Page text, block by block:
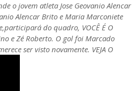
o jovem atleta Jose Geovanio Alencar
Alencar Brito e Maria Marconiete
do quadro, VOCÊ É O
e Zé Roberto. O gol foi Marcado
ser visto novamente. VEJA O